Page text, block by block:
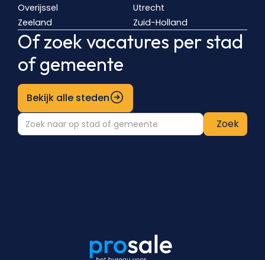
Overijssel
Utrecht
Zeeland
Zuid-Holland
Of zoek vacatures per stad
of gemeente
Bekijk alle steden